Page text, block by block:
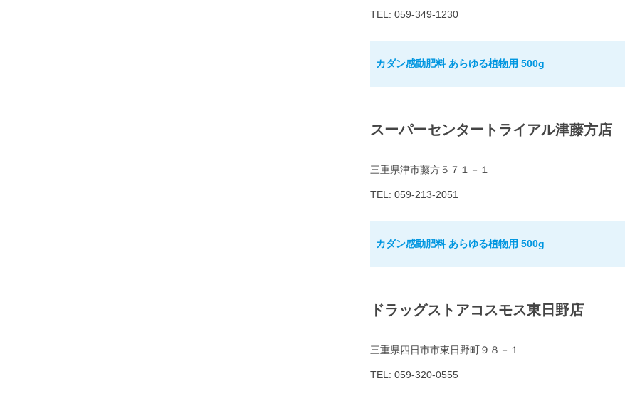
TEL: 059-349-1230
カダン感動肥料 あらゆる植物用 500g
スーパーセンタートライアル津藤方店
三重県津市藤方５７１－１
TEL: 059-213-2051
カダン感動肥料 あらゆる植物用 500g
ドラッグストアコスモス東日野店
三重県四日市市東日野町９８－１
TEL: 059-320-0555